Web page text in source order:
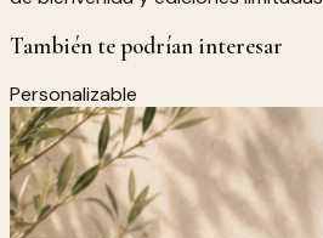
También te podrían interesar
Personalizable